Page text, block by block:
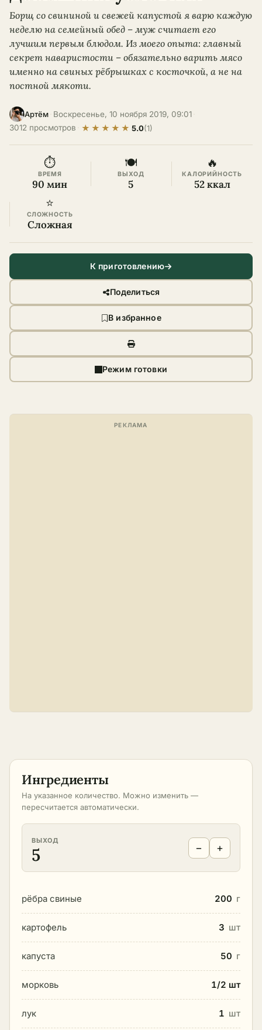
Борщ со свининой и свежей капустой я варю каждую
неделю на семейный обед – муж считает его
лучшим первым блюдом. Из моего опыта: главный
секрет наваристости – обязательно варить мясо
именно на свиных рёбрышках с косточкой, а не на
постной мякоти.
Артём Воскресенье, 10 ноября 2019, 09:01
3012 просмотров
★ ★ ★ ★ ★ 5.0(1)
⏱
ВРЕМЯ
90 мин
🍽
ВЫХОД
5
🔥
КАЛОРИЙНОСТЬ
52 ккал
⭐
СЛОЖНОСТЬ
Сложная
К приготовлению
Поделиться
В избранное
Режим готовки
Ингредиенты
На указанное количество. Можно изменить —
пересчитается автоматически.
ВЫХОД
5 − +
рёбра свиные 200 г
картофель 3 шт
капуста 50 г
морковь 1/2 шт
лук 1 шт